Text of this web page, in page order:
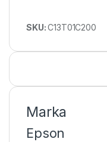
SKU:C13T01C200
Marka
Epson